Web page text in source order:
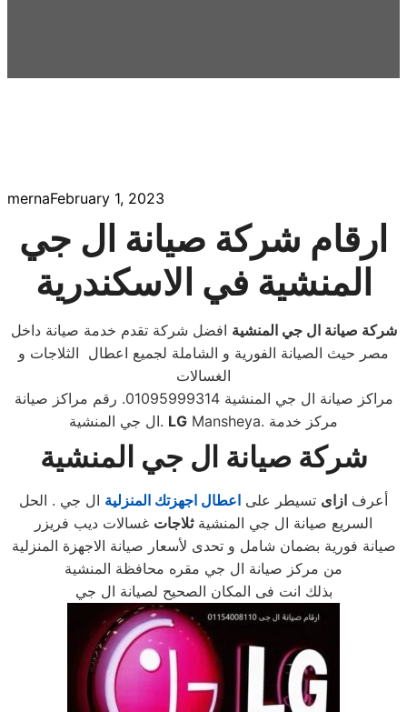
mernaFebruary 1, 2023
ارقام شركة صيانة ال جي
المنشية في الاسكندرية
شركة صيانة ال جي المنشية افضل شركة تقدم خدمة صيانة داخل
مصر حيث الصيانة الفورية و الشاملة لجميع اعطال الثلاجات و
الغسالات
مراكز صيانة ال جي المنشية 01095999314. رقم مراكز صيانة
ال جي المنشية. LG Mansheya. مركز خدمة
شركة صيانة ال جي المنشية
أعرف ازاى تسيطر على اعطال اجهزتك المنزلية ال جي . الحل
السريع صيانة ال جي المنشيةثلاجات غسالات ديب فريزر
صيانة فورية بضمان شامل و تحدى لأسعار صيانة الاجهزة المنزلية
من مركز صيانة ال جي مقره محافظة المنشية
بذلك انت فى المكان الصحيح لصيانة ال جي